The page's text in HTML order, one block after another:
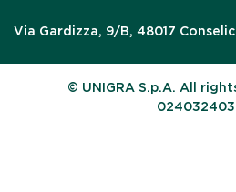
Via Gardizza, 9/B, 48017
© UNIGRA S.p.A. All